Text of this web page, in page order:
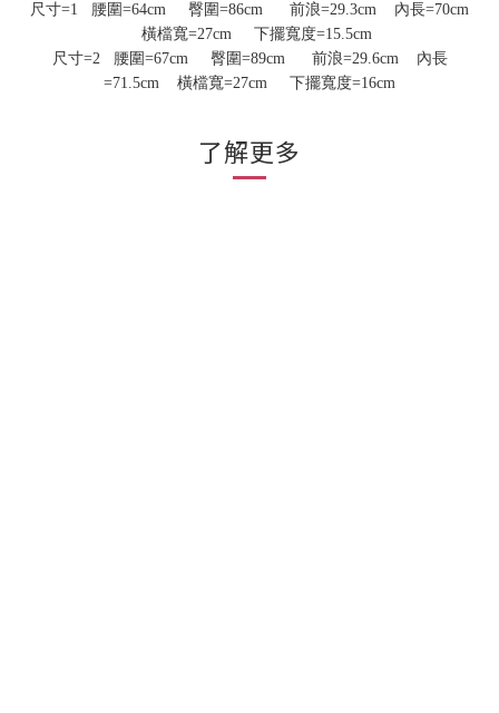
尺寸=1 腰圍=64cm 臀圍=86cm 前浪=29.3cm
內長=70cm
橫檔寬=27cm 下擺寬度=15.5cm
尺寸=2 腰圍=67cm 臀圍=89cm 前浪=29.6cm
內長
=71.5cm 橫檔寬=27cm 下擺寬度=16cm
了解更多